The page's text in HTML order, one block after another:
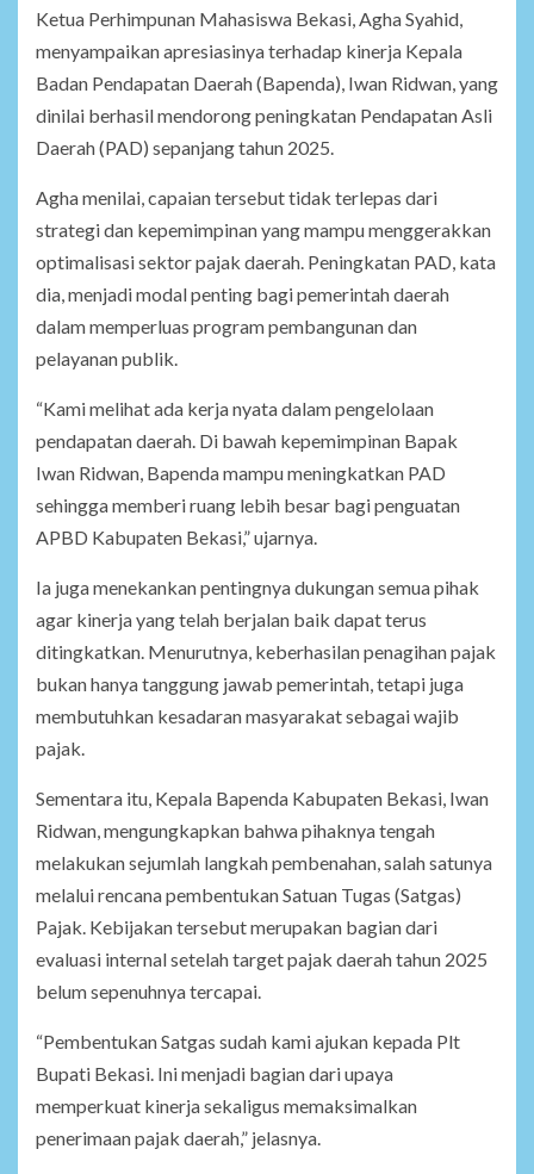
Ketua Perhimpunan Mahasiswa Bekasi, Agha Syahid,
menyampaikan apresiasinya terhadap kinerja Kepala
Badan Pendapatan Daerah (Bapenda), Iwan Ridwan, yang
dinilai berhasil mendorong peningkatan Pendapatan Asli
Daerah (PAD) sepanjang tahun 2025.
Agha menilai, capaian tersebut tidak terlepas dari
strategi dan kepemimpinan yang mampu menggerakkan
optimalisasi sektor pajak daerah. Peningkatan PAD, kata
dia, menjadi modal penting bagi pemerintah daerah
dalam memperluas program pembangunan dan
pelayanan publik.
“Kami melihat ada kerja nyata dalam pengelolaan
pendapatan daerah. Di bawah kepemimpinan Bapak
Iwan Ridwan, Bapenda mampu meningkatkan PAD
sehingga memberi ruang lebih besar bagi penguatan
APBD Kabupaten Bekasi,” ujarnya.
Ia juga menekankan pentingnya dukungan semua pihak
agar kinerja yang telah berjalan baik dapat terus
ditingkatkan. Menurutnya, keberhasilan penagihan pajak
bukan hanya tanggung jawab pemerintah, tetapi juga
membutuhkan kesadaran masyarakat sebagai wajib
pajak.
Sementara itu, Kepala Bapenda Kabupaten Bekasi, Iwan
Ridwan, mengungkapkan bahwa pihaknya tengah
melakukan sejumlah langkah pembenahan, salah satunya
melalui rencana pembentukan Satuan Tugas (Satgas)
Pajak. Kebijakan tersebut merupakan bagian dari
evaluasi internal setelah target pajak daerah tahun 2025
belum sepenuhnya tercapai.
“Pembentukan Satgas sudah kami ajukan kepada Plt
Bupati Bekasi. Ini menjadi bagian dari upaya
memperkuat kinerja sekaligus memaksimalkan
penerimaan pajak daerah,” jelasnya.